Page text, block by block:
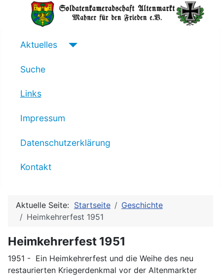
Aktuelles
Suche
Links
Impressum
Datenschutzerklärung
Kontakt
Aktuelle Seite: Startseite
Geschichte
Heimkehrerfest 1951
Heimkehrerfest 1951
1951 - Ein Heimkehrerfest und die Weihe des neu
restaurierten Kriegerdenkmal vor der Altenmarkter